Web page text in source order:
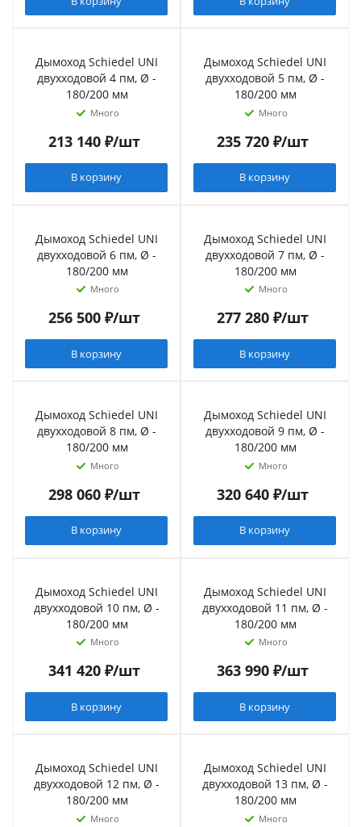
Дымоход Schiedel UNI
двухходовой 4 пм, Ø -
180/200 мм
Много
213 140₽/шт
В корзину
Дымоход Schiedel UNI
двухходовой 5 пм, Ø -
180/200 мм
Много
235 720₽/шт
В корзину
Дымоход Schiedel UNI
двухходовой 6 пм, Ø -
180/200 мм
Много
256 500₽/шт
В корзину
Дымоход Schiedel UNI
двухходовой 7 пм, Ø -
180/200 мм
Много
277 280₽/шт
В корзину
Дымоход Schiedel UNI
двухходовой 8 пм, Ø -
180/200 мм
Много
298 060₽/шт
В корзину
Дымоход Schiedel UNI
двухходовой 9 пм, Ø -
180/200 мм
Много
320 640₽/шт
В корзину
Дымоход Schiedel UNI
двухходовой 10 пм, Ø -
180/200 мм
Много
341 420₽/шт
В корзину
Дымоход Schiedel UNI
двухходовой 11 пм, Ø -
180/200 мм
Много
363 990₽/шт
В корзину
Дымоход Schiedel UNI
двухходовой 12 пм, Ø -
180/200 мм
Много
Дымоход Schiedel UNI
двухходовой 13 пм, Ø -
180/200 мм
Много